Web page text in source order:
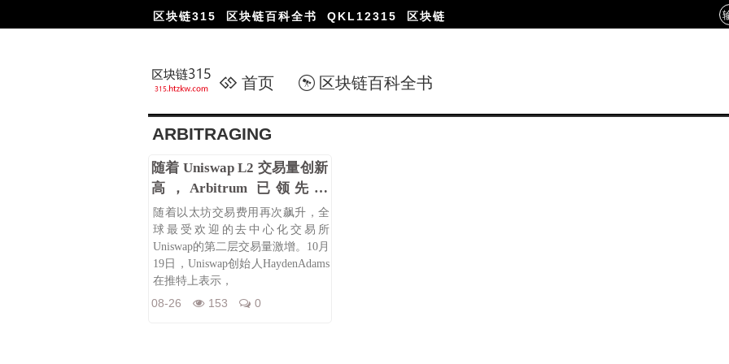
区块链315 区块链百科全书 QKL12315 区块链
首页 区块链百科全书
ARBITRAGING
随着 Uniswap L2 交易量创新
高，Arbitrum 已领先于
Optimism
随着以太坊交易费用再次飙升，全
球最受欢迎的去中心化交易所
Uniswap的第二层交易量激增。10月
19日，Uniswap创始人HaydenAdams
在推特上表示，
08-26 153 0